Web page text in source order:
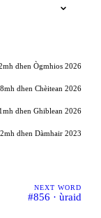
dhen Ògmhios 2026
dhen Chèitean 2026
dhen Ghiblean 2026
dhen Dàmhair 2023
NEXT WORD
#856 · ùraid